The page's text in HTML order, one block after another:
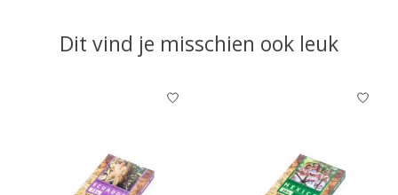
Dit vind je misschien ook leuk
Items van productcarrousel